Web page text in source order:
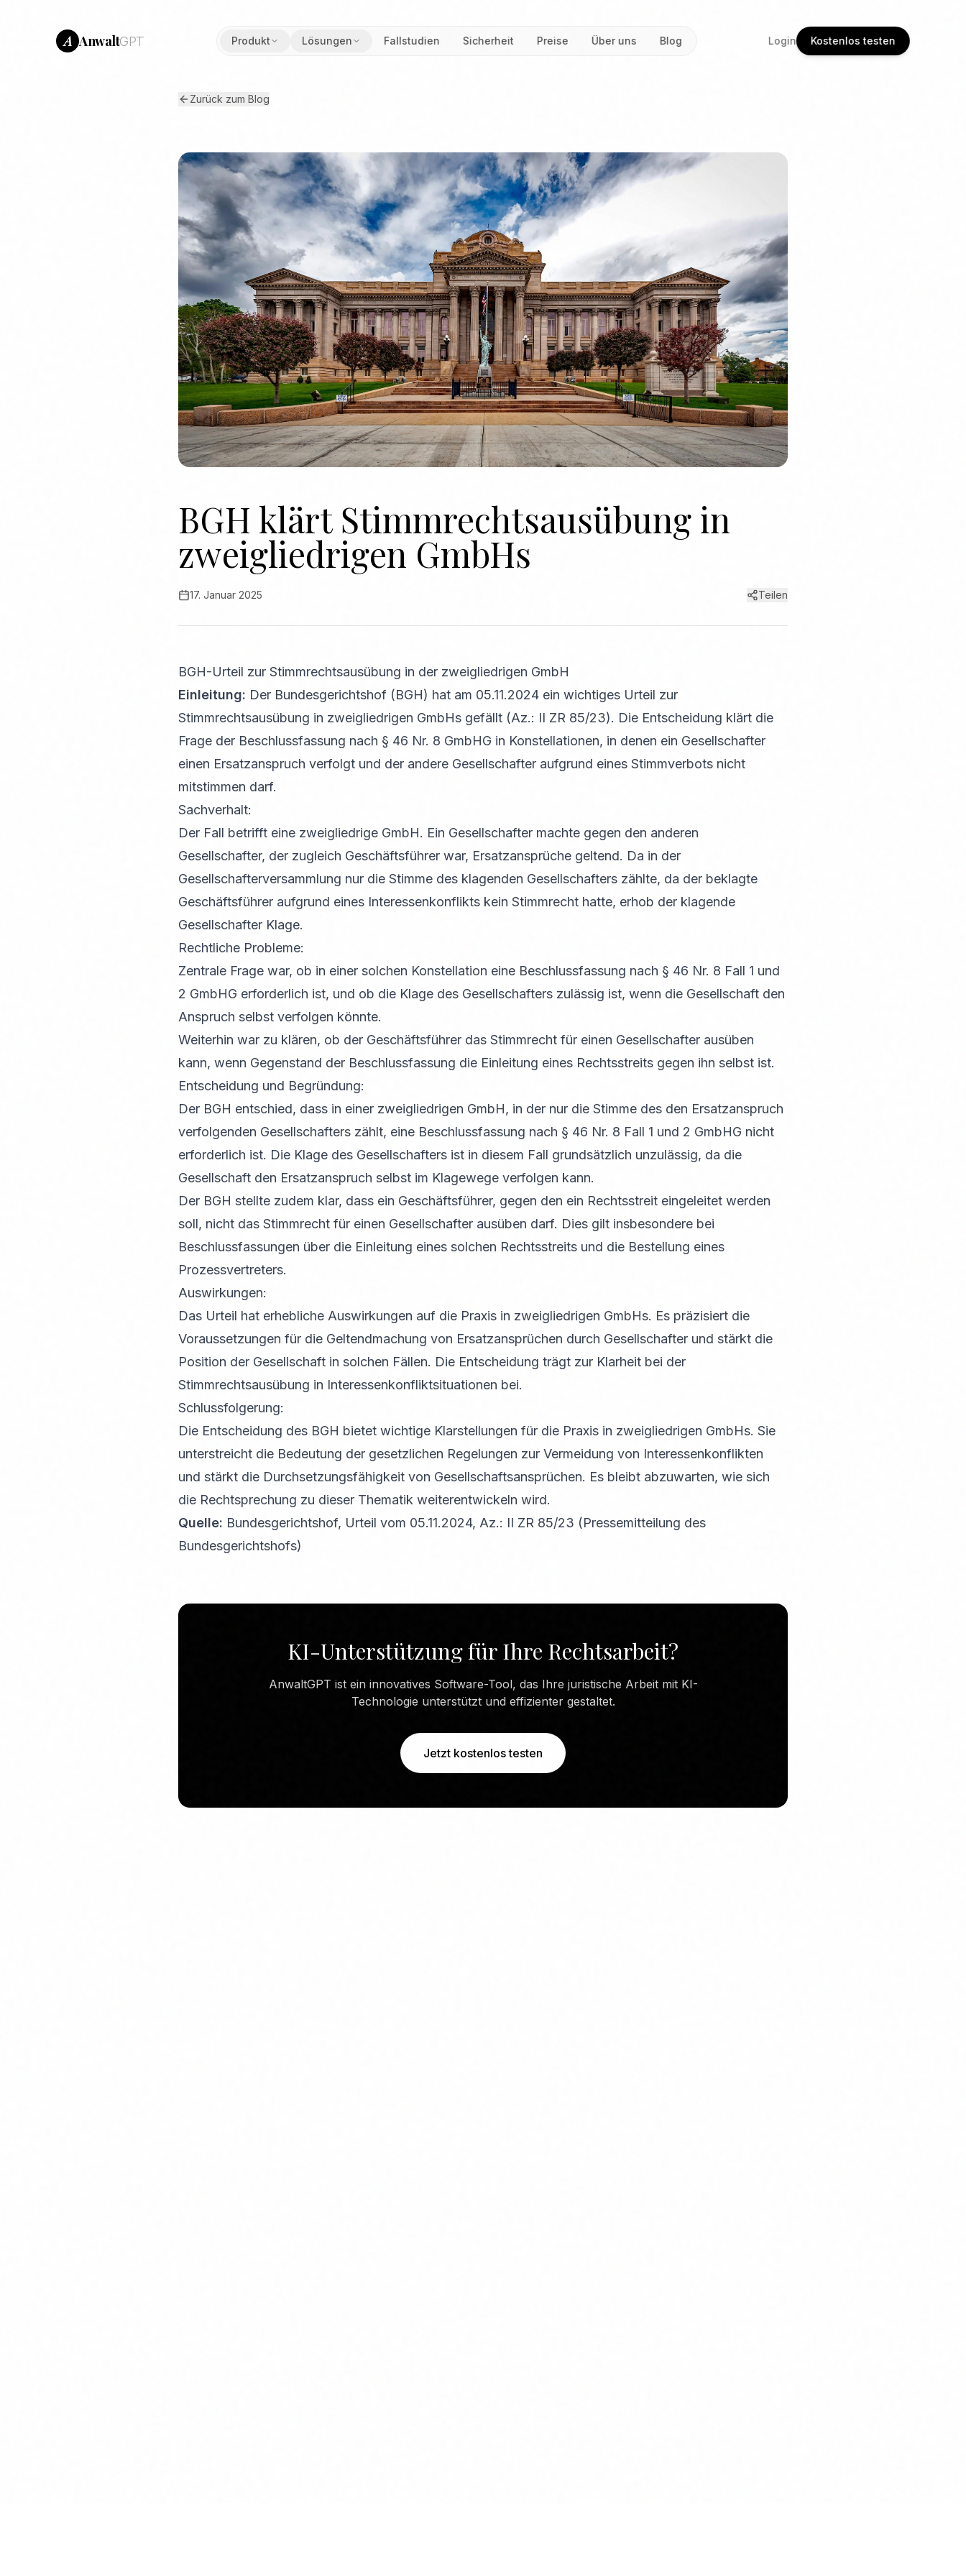
A AnwaltGPT Produkt Lösungen Fallstudien Sicherheit Preise Über uns Blog Login Kostenlos testen
Zurück zum Blog
BGH klärt Stimmrechtsausübung in
zweigliedrigen GmbHs
17. Januar 2025 Teilen
BGH-Urteil zur Stimmrechtsausübung in der zweigliedrigen GmbH
Einleitung: Der Bundesgerichtshof (BGH) hat am 05.11.2024 ein wichtiges Urteil zur
Stimmrechtsausübung in zweigliedrigen GmbHs gefällt (Az.: II ZR 85/23). Die Entscheidung klärt die
Frage der Beschlussfassung nach § 46 Nr. 8 GmbHG in Konstellationen, in denen ein Gesellschafter
einen Ersatzanspruch verfolgt und der andere Gesellschafter aufgrund eines Stimmverbots nicht
mitstimmen darf.
Sachverhalt:
Der Fall betrifft eine zweigliedrige GmbH. Ein Gesellschafter machte gegen den anderen
Gesellschafter, der zugleich Geschäftsführer war, Ersatzansprüche geltend. Da in der
Gesellschafterversammlung nur die Stimme des klagenden Gesellschafters zählte, da der beklagte
Geschäftsführer aufgrund eines Interessenkonflikts kein Stimmrecht hatte, erhob der klagende
Gesellschafter Klage.
Rechtliche Probleme:
Zentrale Frage war, ob in einer solchen Konstellation eine Beschlussfassung nach § 46 Nr. 8 Fall 1 und
2 GmbHG erforderlich ist, und ob die Klage des Gesellschafters zulässig ist, wenn die Gesellschaft den
Anspruch selbst verfolgen könnte.
Weiterhin war zu klären, ob der Geschäftsführer das Stimmrecht für einen Gesellschafter ausüben
kann, wenn Gegenstand der Beschlussfassung die Einleitung eines Rechtsstreits gegen ihn selbst ist.
Entscheidung und Begründung:
Der BGH entschied, dass in einer zweigliedrigen GmbH, in der nur die Stimme des den Ersatzanspruch
verfolgenden Gesellschafters zählt, eine Beschlussfassung nach § 46 Nr. 8 Fall 1 und 2 GmbHG nicht
erforderlich ist. Die Klage des Gesellschafters ist in diesem Fall grundsätzlich unzulässig, da die
Gesellschaft den Ersatzanspruch selbst im Klagewege verfolgen kann.
Der BGH stellte zudem klar, dass ein Geschäftsführer, gegen den ein Rechtsstreit eingeleitet werden
soll, nicht das Stimmrecht für einen Gesellschafter ausüben darf. Dies gilt insbesondere bei
Beschlussfassungen über die Einleitung eines solchen Rechtsstreits und die Bestellung eines
Prozessvertreters.
Auswirkungen:
Das Urteil hat erhebliche Auswirkungen auf die Praxis in zweigliedrigen GmbHs. Es präzisiert die
Voraussetzungen für die Geltendmachung von Ersatzansprüchen durch Gesellschafter und stärkt die
Position der Gesellschaft in solchen Fällen. Die Entscheidung trägt zur Klarheit bei der
Stimmrechtsausübung in Interessenkonfliktsituationen bei.
Schlussfolgerung:
Die Entscheidung des BGH bietet wichtige Klarstellungen für die Praxis in zweigliedrigen GmbHs. Sie
unterstreicht die Bedeutung der gesetzlichen Regelungen zur Vermeidung von Interessenkonflikten
und stärkt die Durchsetzungsfähigkeit von Gesellschaftsansprüchen. Es bleibt abzuwarten, wie sich
die Rechtsprechung zu dieser Thematik weiterentwickeln wird.
Quelle: Bundesgerichtshof, Urteil vom 05.11.2024, Az.: II ZR 85/23 (Pressemitteilung des
Bundesgerichtshofs)
KI-Unterstützung für Ihre Rechtsarbeit?
AnwaltGPT ist ein innovatives Software-Tool, das Ihre juristische Arbeit mit KI-
Technologie unterstützt und effizienter gestaltet.
Jetzt kostenlos testen